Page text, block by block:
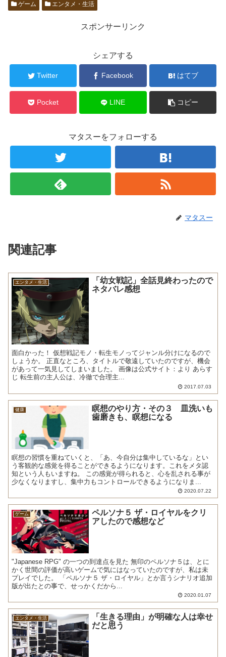
ゲーム エンタメ・生活
スポンサーリンク
シェアする
Twitter Facebook はてブ
Pocket LINE コピー
マタスーをフォローする
マタスー
関連記事
エンタメ・生活
「幼女戦記」全話見終わったので
ネタバレ感想
面白かった！ 仮想戦記モノ・転生モノってジャンル分けになるので
しょうか。 正直なところ、タイトルで敬遠していたのですが、機会
があって一気見してしまいました。 画像は公式サイト：より あらす
じ 転生前の主人公は、冷徹で合理主...
2017.07.03
健康
瞑想のやり方・その３ 皿洗いも
歯磨きも、瞑想になる
瞑想の習慣を重ねていくと、「あ、今自分は集中しているな」とい
う客観的な感覚を得ることができるようになります。これをメタ認
知という人もいますね。 この感覚が得られると、心を乱される事が
少なくなりますし、集中力もコントロールできるようになりま...
2020.07.22
ゲーム
ペルソナ５ ザ・ロイヤルをクリ
アしたので感想など
"Japanese RPG" の一つの到達点を見た 無印のペルソナ５は、とに
かく世間の評価が高いゲームで気にはなっていたのですが、私は未
プレイでした。 「ペルソナ５ ザ・ロイヤル」とか言うシナリオ追加
版が出たとの事で、せっかくだから...
2020.01.07
エンタメ・生活
「生きる理由」が明確な人は幸せ
だと思う